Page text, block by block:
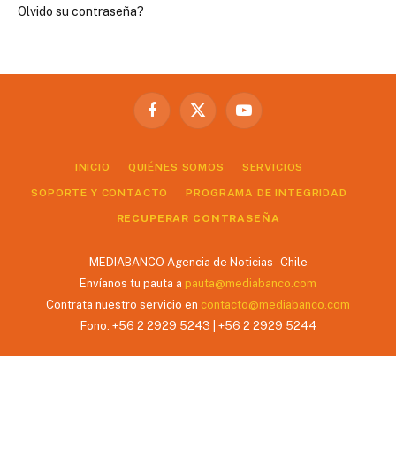
Olvido su contraseña?
Facebook
X
YouTube
INICIO QUIÉNES SOMOS SERVICIOS
SOPORTE Y CONTACTO PROGRAMA DE INTEGRIDAD
RECUPERAR CONTRASEÑA
MEDIABANCO Agencia de Noticias - Chile
Envíanos tu pauta a pauta@mediabanco.com
Contrata nuestro servicio en contacto@mediabanco.com
Fono: +56 2 2929 5243 | +56 2 2929 5244